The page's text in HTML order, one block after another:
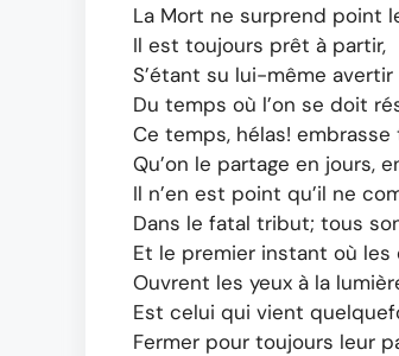
La Mort ne surprend point
Il est toujours prêt à partir,
S’étant su lui-même avertir
Du temps où l’on se doit
Ce temps, hélas!
Qu’on le partage en jours,
Il n’en est point qu’il ne
Dans le fatal tribut; tous
Et le premier instant où les
Ouvrent les yeux à la
Est celui qui vient
Fermer pour toujours leur